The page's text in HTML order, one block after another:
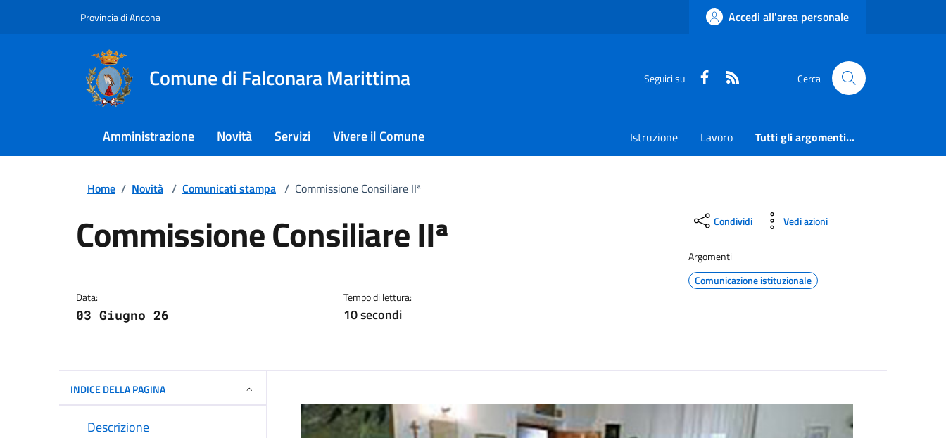
Provincia di Ancona Accedi all'area personale
Comune di Falconara Marittima Seguici su Faceboook Cerca
Amministrazione Novità Servizi Vivere il Comune Istruzione Lavoro Tutti gli argomenti...
Home / Novità / Comunicati stampa / Commissione Consiliare IIª
Commissione Consiliare IIª
Data:
03 Giugno 26
Tempo di lettura:
10 secondi
Condividi Vedi azioni
Argomenti
Comunicazione istituzionale
INDICE DELLA PAGINA
Descrizione